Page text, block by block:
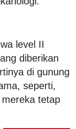
level II
diberikan
di gunung
seperti,
tetap